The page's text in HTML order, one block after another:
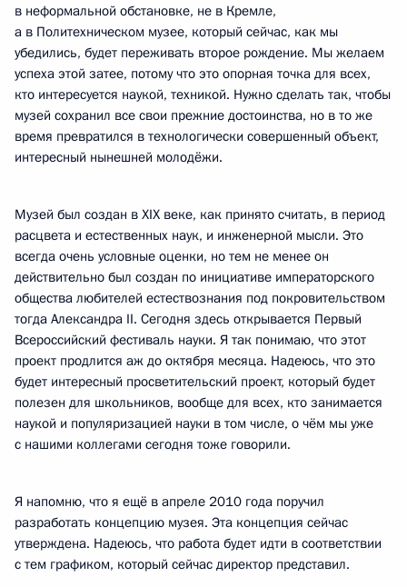
в неформальной обстановке, не в Кремле,
а в Политехническом музее, который сейчас, как мы
убедились, будет переживать второе рождение. Мы желаем
успеха этой затее, потому что это опорная точка для всех,
кто интересуется наукой, техникой. Нужно сделать так, чтобы
музей сохранил все свои прежние достоинства, но в то же
время превратился в технологически совершенный объект,
интересный нынешней молодёжи.
Музей был создан в XIX веке, как принято считать, в период
расцвета и естественных наук, и инженерной мысли. Это
всегда очень условные оценки, но тем не менее он
действительно был создан по инициативе императорского
общества любителей естествознания под покровительством
тогда Александра II. Сегодня здесь открывается Первый
Всероссийский фестиваль науки. Я так понимаю, что этот
проект продлится аж до октября месяца. Надеюсь, что это
будет интересный просветительский проект, который будет
полезен для школьников, вообще для всех, кто занимается
наукой и популяризацией науки в том числе, о чём мы уже
с нашими коллегами сегодня тоже говорили.
Я напомню, что я ещё в апреле 2010 года поручил
разработать концепцию музея. Эта концепция сейчас
утверждена. Надеюсь, что работа будет идти в соответствии
с тем графиком, который сейчас директор представил.